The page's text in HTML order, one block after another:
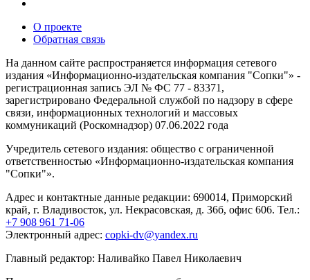
О проекте
Обратная связь
На данном сайте распространяется информация сетевого
издания «Информационно-издательская компания "Сопки"» -
регистрационная запись ЭЛ № ФС 77 - 83371,
зарегистрировано Федеральной службой по надзору в сфере
связи, информационных технологий и массовых
коммуникаций (Роскомнадзор) 07.06.2022 года
Учредитель сетевого издания: общество с ограниченной
ответственностью «Информационно-издательская компания
"Сопки"».
Адрес и контактные данные редакции: 690014, Приморский
край, г. Владивосток, ул. Некрасовская, д. 36б, офис 606. Тел.:
+7 908 961 71-06
Электронный адрес: copki-dv@yandex.ru
Главный редактор: Наливайко Павел Николаевич